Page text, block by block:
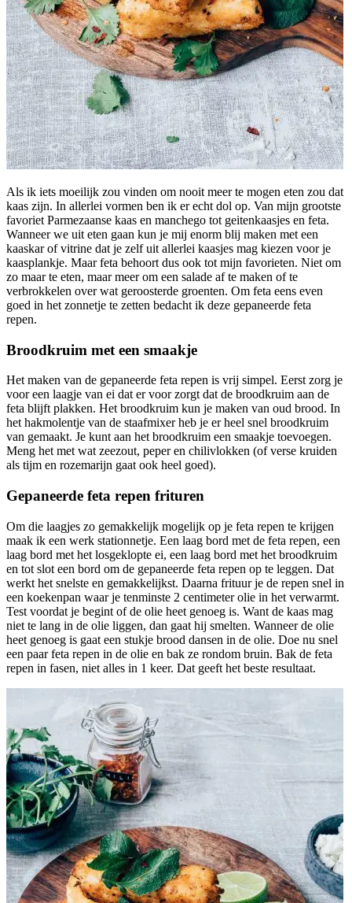
Als ik iets moeilijk zou vinden om nooit meer te mogen eten zou dat
kaas zijn. In allerlei vormen ben ik er echt dol op. Van mijn grootste
favoriet Parmezaanse kaas en manchego tot geitenkaasjes en feta.
Wanneer we uit eten gaan kun je mij enorm blij maken met een
kaaskar of vitrine dat je zelf uit allerlei kaasjes mag kiezen voor je
kaasplankje. Maar feta behoort dus ook tot mijn favorieten. Niet om
zo maar te eten, maar meer om een salade af te maken of te
verbrokkelen over wat geroosterde groenten. Om feta eens even
goed in het zonnetje te zetten bedacht ik deze gepaneerde feta
repen.
Broodkruim met een smaakje
Het maken van de gepaneerde feta repen is vrij simpel. Eerst zorg je
voor een laagje van ei dat er voor zorgt dat de broodkruim aan de
feta blijft plakken. Het broodkruim kun je maken van oud brood. In
het hakmolentje van de staafmixer heb je er heel snel broodkruim
van gemaakt. Je kunt aan het broodkruim een smaakje toevoegen.
Meng het met wat zeezout, peper en chilivlokken (of verse kruiden
als tijm en rozemarijn gaat ook heel goed).
Gepaneerde feta repen frituren
Om die laagjes zo gemakkelijk mogelijk op je feta repen te krijgen
maak ik een werk stationnetje. Een laag bord met de feta repen, een
laag bord met het losgeklopte ei, een laag bord met het broodkruim
en tot slot een bord om de gepaneerde feta repen op te leggen. Dat
werkt het snelste en gemakkelijkst. Daarna frituur je de repen snel in
een koekenpan waar je tenminste 2 centimeter olie in het verwarmt.
Test voordat je begint of de olie heet genoeg is. Want de kaas mag
niet te lang in de olie liggen, dan gaat hij smelten. Wanneer de olie
heet genoeg is gaat een stukje brood dansen in de olie. Doe nu snel
een paar feta repen in de olie en bak ze rondom bruin. Bak de feta
repen in fasen, niet alles in 1 keer. Dat geeft het beste resultaat.